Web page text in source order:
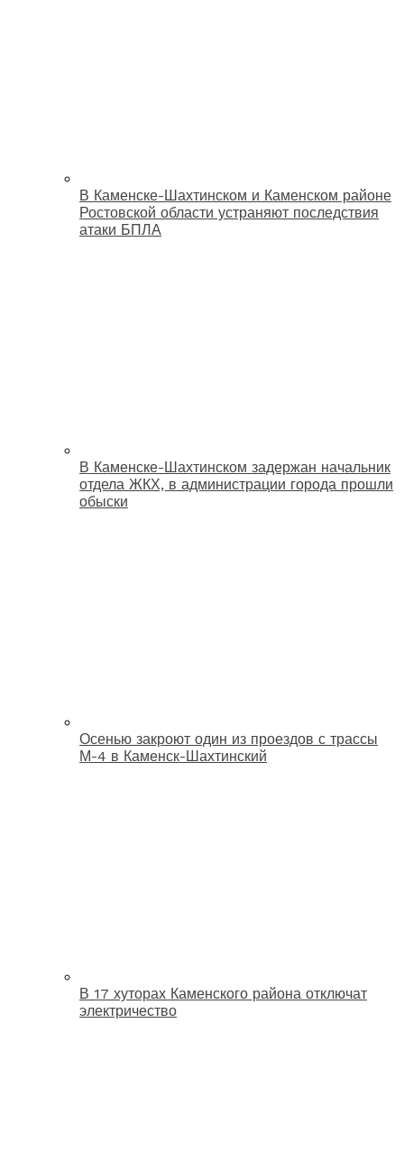
В Каменске-Шахтинском и Каменском районе
Ростовской области устраняют последствия
атаки БПЛА
В Каменске-Шахтинском задержан начальник
отдела ЖКХ, в администрации города прошли
обыски
Осенью закроют один из проездов с трассы
М-4 в Каменск-Шахтинский
В 17 хуторах Каменского района отключат
электричество